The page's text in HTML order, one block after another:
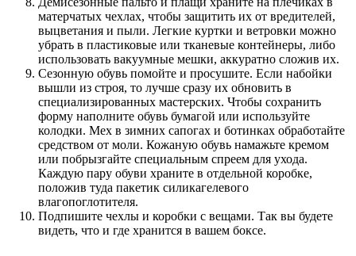
матерчатых чехлах, чтобы защитить их от вредителей,
выцветания и пыли. Легкие куртки и ветровки можно
убрать в пластиковые или тканевые контейнеры, либо
использовать вакуумные мешки, аккуратно сложив их.
Сезонную обувь помойте и просушите. Если набойки
вышли из строя, то лучше сразу их обновить в
специализированных мастерских. Чтобы сохранить
форму наполните обувь бумагой или используйте
колодки. Мех в зимних сапогах и ботинках обработайте
средством от моли. Кожаную обувь намажьте кремом
или побрызгайте специальным спреем для ухода.
Каждую пару обуви храните в отдельной коробке,
положив туда пакетик силикагелевого
влагопоглотителя.
Подпишите чехлы и коробки с вещами. Так вы будете
видеть, что и где хранится в вашем боксе.